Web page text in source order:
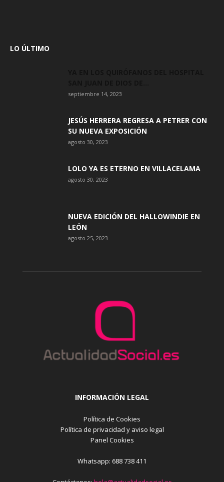
LO ÚLTIMO
septiembre 14, 2023
JESÚS HERRERA REGRESA A PETRER CON
SU NUEVA EXPOSICIÓN
agosto 30, 2023
LOLO YA ES ETERNO EN VILLACELAMA
agosto 30, 2023
NUEVA EDICIÓN DEL HALLOWINDIE EN
LEÓN
agosto 25, 2023
INFORMACIÓN LEGAL
Política de Cookies
Política de privacidad y aviso legal
Panel Cookies
Whatsapp: 688 738 411